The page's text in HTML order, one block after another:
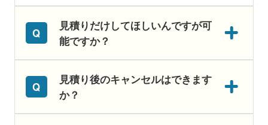
見積りだけしてほしいんですが可
能ですか？
見積り後のキャンセルはできます
か？